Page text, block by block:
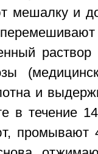
мешалку и
и
в течение
промывают